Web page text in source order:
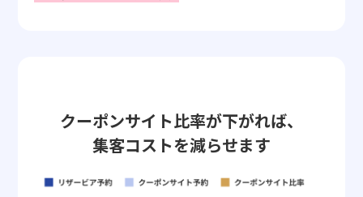
クーポンサイト比率が下がれば、
集客コストを減らせます